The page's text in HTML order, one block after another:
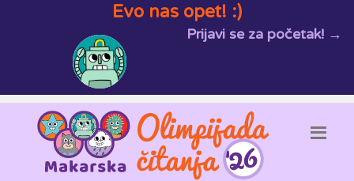
Evo nas opet! :)
Prijavi se za početak! →